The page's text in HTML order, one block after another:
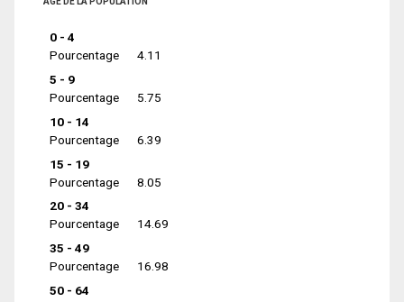
0 - 4
Pourcentage
4.11
5 - 9
Pourcentage
5.75
10 - 14
Pourcentage
6.39
15 - 19
Pourcentage
8.05
20 - 34
Pourcentage
14.69
35 - 49
Pourcentage
16.98
50 - 64